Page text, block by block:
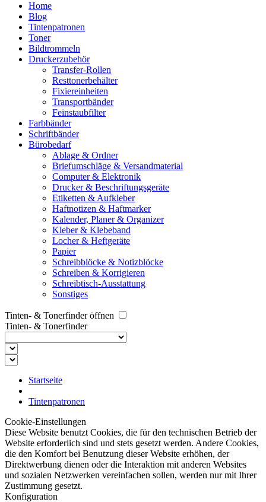
Home
Blog
Tintenpatronen
Toner
Bildtrommeln
Druckerzubehör
Transfer-Rollen
Resttonerbehälter
Fixiereinheiten
Transportbänder
Feinstaubfilter
Farbbänder
Schriftbänder
Bürobedarf
Ablage & Ordner
Briefumschläge & Versandmaterial
Computer & Elektronik
Drucker & Beschriftungsgeräte
Etiketten & Aufkleber
Haftnotizen & Haftmarker
Kalender, Planer & Organizer
Kleber & Klebeband
Locher & Heftgeräte
Papier
Schreibblöcke & Notizblöcke
Schreiben & Korrigieren
Schreibtisch-Ausstattung
Sonstiges
Tinten- & Tonerfinder öffnen
Tinten- & Tonerfinder
Startseite
Tintenpatronen
Cookie-Einstellungen
Diese Website benutzt Cookies, die für den technischen Betrieb der
Website erforderlich sind und stets gesetzt werden. Andere Cookies,
die den Komfort bei Benutzung dieser Website erhöhen, der
Direktwerbung dienen oder die Interaktion mit anderen Websites
und sozialen Netzwerken vereinfachen sollen, werden nur mit Ihrer
Zustimmung gesetzt.
Konfiguration